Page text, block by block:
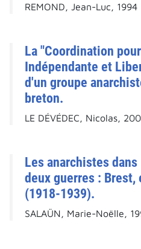
REMOND, Jean-Luc, 1994
La "Coordination
Indépendante et
d'un groupe
breton.
LE DÉVÉDEC, Nicolas,
Les anarchistes
deux guerres :
(1918-1939).
SALAÜN, Marie-Noëlle,